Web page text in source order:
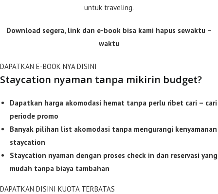
untuk traveling.
Download segera, link dan e-book bisa kami hapus sewaktu –
waktu
DAPATKAN E-BOOK NYA DISINI
Staycation nyaman tanpa mikirin budget?
Dapatkan harga akomodasi hemat tanpa perlu ribet cari – cari
periode promo
Banyak pilihan list akomodasi tanpa mengurangi kenyamanan
staycation
Staycation nyaman dengan proses check in dan reservasi yang
mudah tanpa biaya tambahan
DAPATKAN DISINI KUOTA TERBATAS